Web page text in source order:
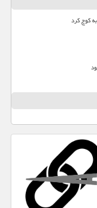
کوچ کرد